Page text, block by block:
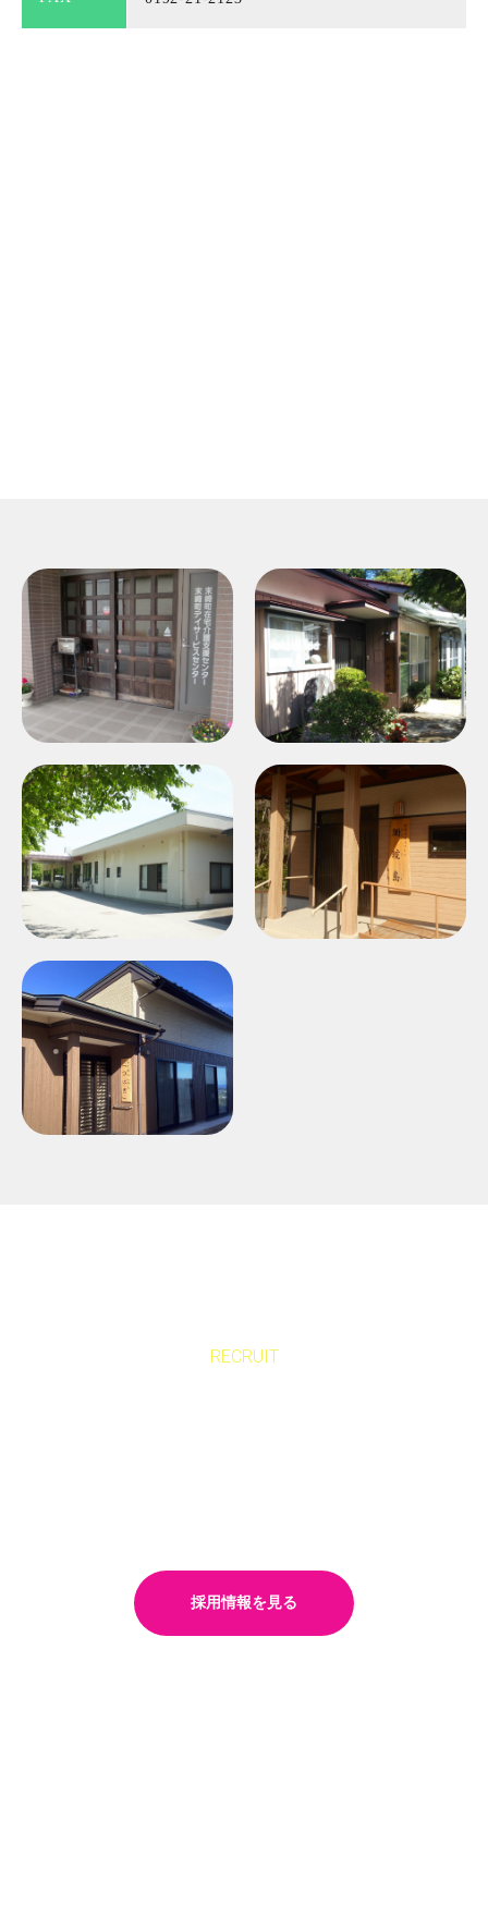
末崎町デイサービスセンタ
ー
「にぎわい」
元気はつらつ
「おたすけ」
リハビリ特化型デイサービ
ス
ひまわり倶楽部
RECRUIT
採用情報を見る